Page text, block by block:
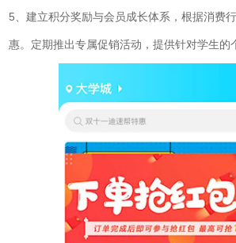
5、建立积分奖励与会员成长体系，根据消费
惠。定期推出专属促销活动，提供针对学生的